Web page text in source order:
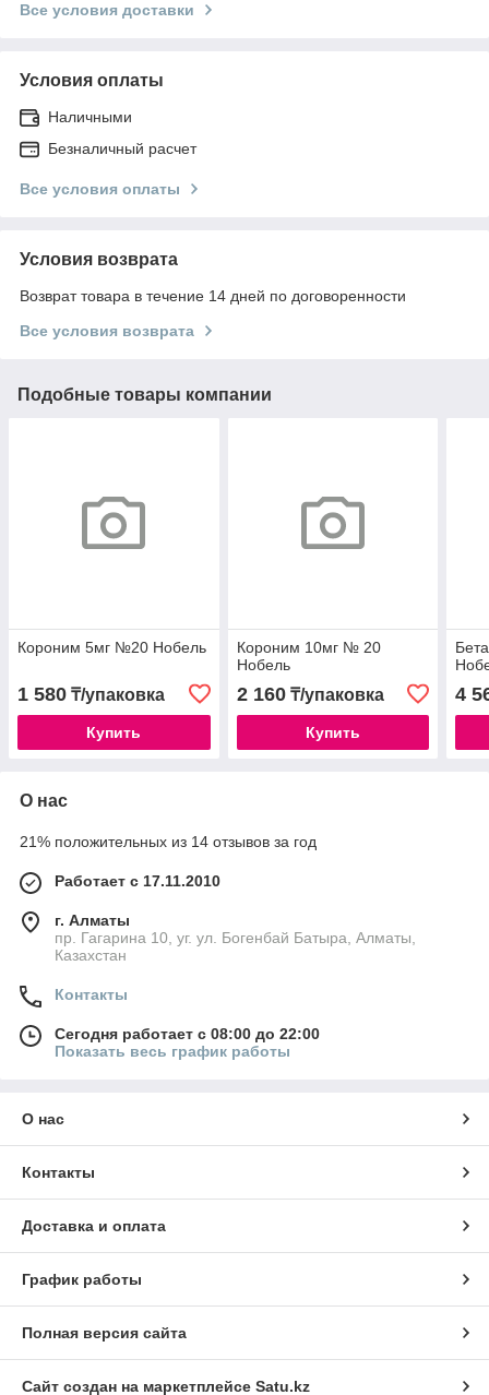
Все условия доставки
Условия оплаты
Наличными
Безналичный расчет
Все условия оплаты
Условия возврата
Возврат товара в течение 14 дней по договоренности
Все условия возврата
Подобные товары компании
Короним 5мг №20 Нобель
1 580 ₸/упаковка
Купить
Короним 10мг № 20
Нобель
2 160₸/упаковка
Купить
4
О нас
21% положительных из 14 отзывов за год
Работает с 17.11.2010
г. Алматы
пр. Гагарина 10, уг. ул. Богенбай Батыра, Алматы,
Казахстан
Контакты
Сегодня работает с 08:00 до 22:00
Показать весь график работы
О нас
Контакты
Доставка и оплата
График работы
Полная версия сайта
Сайт создан на маркетплейсе Satu.kz